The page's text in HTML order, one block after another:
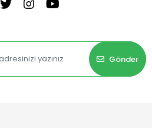
Gönder